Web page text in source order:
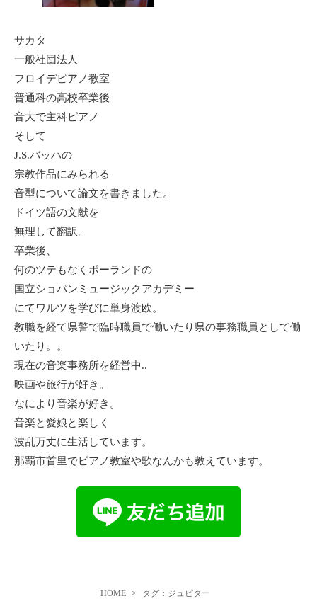
サカタ
一般社団法人
フロイデピアノ教室
普通科の高校卒業後
音大で主科ピアノ
そして
J.S.バッハの
宗教作品にみられる
音型について論文を書きました。
ドイツ語の文献を
無理して翻訳。
卒業後、
何のツテもなくポーランドの
国立ショパンミュージックアカデミー
にてワルツを学びに単身渡欧。
教職を経て県警で臨時職員で働いたり県の事務職員として働
いたり。。
現在の音楽事務所を経営中..
映画や旅行が好き。
なにより音楽が好き。
音楽と愛娘と楽しく
波乱万丈に生活しています。
那覇市首里でピアノ教室や歌なんかも教えています。
HOME タグ：ジュピター